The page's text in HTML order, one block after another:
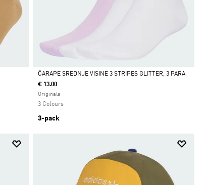
Da
ČARAPE SREDNJE VISINE 3 STRIPES GLITTER, 3 PARA
€ 13.00
Originals
3 Colours
3-pack